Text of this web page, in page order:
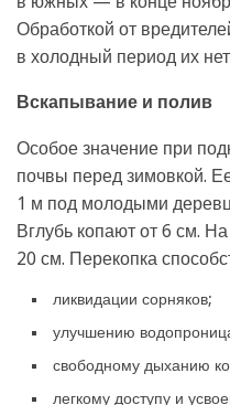
Обработкой от
в холодный период их
Вскапывание и полив
Особое значение при
почвы перед зимовкой.
1 м под молодыми
Вглубь копают от 6 см.
20 см. Перекопка
ликвидации сорняков;
улучшению
свободному дыханию
легкому доступу и